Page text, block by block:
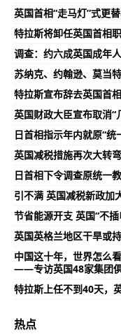
英国首相“走马灯”式更
特拉斯将卸任英国首相
调查：约六成英国成年
苏纳克、约翰逊、莫当
特拉斯宣布辞去英国首
英国财政大臣宣布取消“
日首相指示年内就原“统
英国减税措施再次大转
日首相下令调查原统一
引不满 英国减税新政加
节省能源开支 英国“不
英国英格兰地区干旱或
中国这十年，世界怎么
——专访英国48家集团
特拉斯上任不到40天，
热点